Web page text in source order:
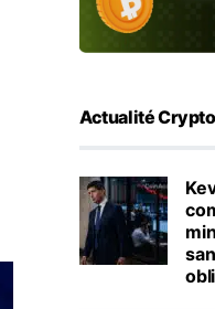
Actualité